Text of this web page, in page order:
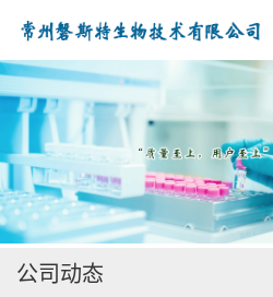
公司首页
公司介绍
公司动态
公司动态